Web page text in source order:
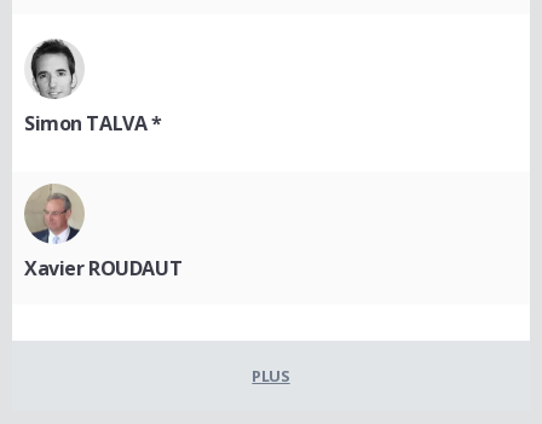
Simon TALVA *
Xavier ROUDAUT
PLUS